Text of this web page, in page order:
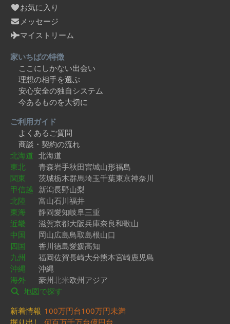
お気に入り
メッセージ
マイストリーム
家いちばの特徴
ここにしかない出会い
理想の相手を選ぶ
安心安全の独自システム
今あるものを大切に
ご利用ガイド
よくあるご質問
商談・契約の流れ
北海道 北海道
東北
青森岩手秋田宮城山形福島
関東
茨城栃木群馬埼玉千葉東京神奈川
甲信越 新潟長野山梨
北陸
富山石川福井
東海
静岡愛知岐阜三重
近畿
滋賀京都大阪兵庫奈良和歌山
中国
岡山広島鳥取島根山口
四国
香川徳島愛媛高知
九州
福岡佐賀長崎大分熊本宮崎鹿児島
沖縄
沖縄
海外
豪州北米欧州アジア
地図で探す
新着情報 100万円台100万円未満
掘り出し 何百万千万台億円台